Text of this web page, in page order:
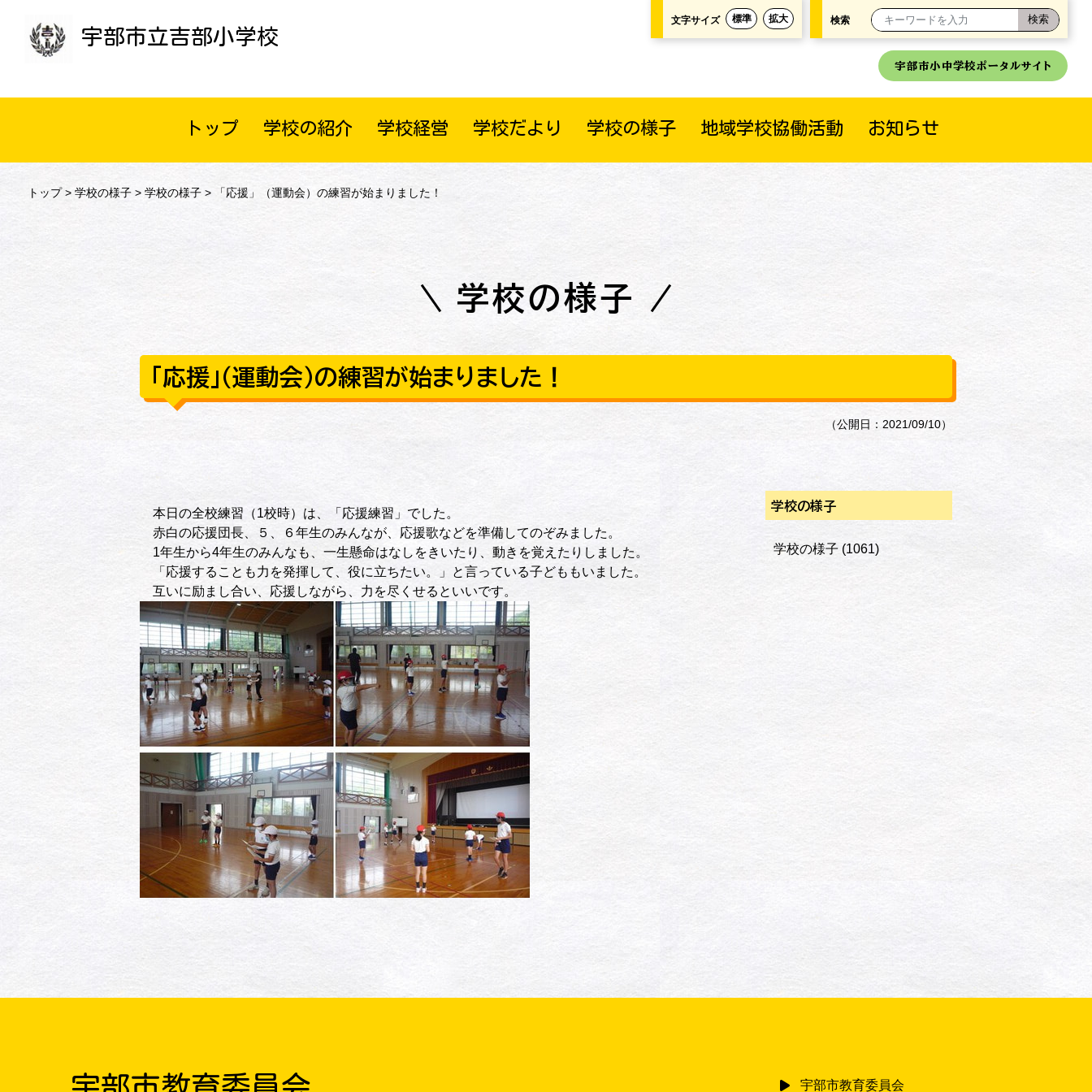
宇部市立吉部小学校
文字サイズ 標準 拡大 検索
宇部市小中学校ポータルサイト
トップ 学校の紹介 学校経営 学校だより 学校の様子 地域学校協働活動 お知らせ
トップ> 学校の様子> 学校の様子> 「応援」（運動会）の練習が始まりました！
学校の様子
「応援」（運動会）の練習が始まりました！
（公開日：2021/09/10）
本日の全校練習（1校時）は、「応援練習」でした。
赤白の応援団長、５、６年生のみんなが、応援歌などを準備してのぞみました。
1年生から4年生のみんなも、一生懸命はなしをきいたり、動きを覚えたりしました。
「応援することも力を発揮して、役に立ちたい。」と言っている子どももいました。
互いに励まし合い、応援しながら、力を尽くせるといいです。
学校の様子
学校の様子 (1061)
宇部市教育委員会 宇部市教育委員会